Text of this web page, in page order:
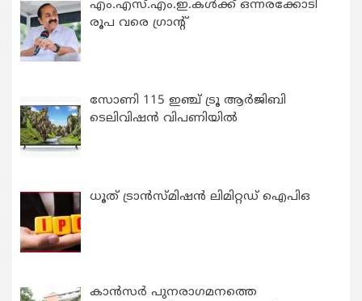
എം.എസ്.എം.ഇ.കൾക്ക് ഒന്നരക്കോടി
രൂപ വരെ ഗ്രാന്റ്
സോണി 115 ഇഞ്ച് ട്രൂ ആർജിബി
ടെലിവിഷൻ വിപണിയിൽ
ധൂത് ട്രാൻസ്മിഷൻ ലിമിറ്റഡ് ഐപിഒ
കാന്‍സര്‍ പുനരാഗമനത്തെ